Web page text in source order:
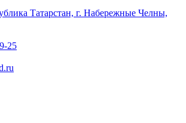
Татарстан, г. Набережные Челны,
25